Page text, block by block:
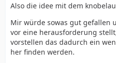
Also die idee mit dem
Mir würde sowas gut gefallen
vor eine herausforderung
vorstellen das dadurch ein
her finden werden.